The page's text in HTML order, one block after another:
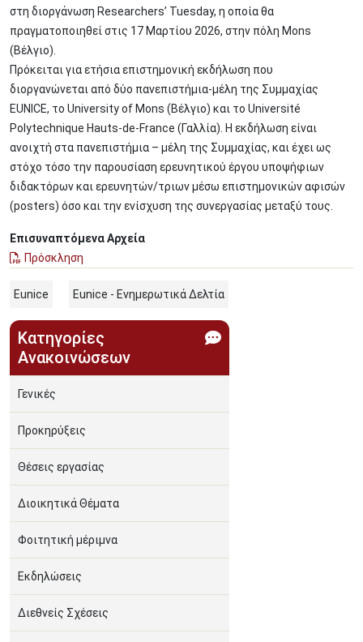
στη διοργάνωση Researchers’ Tuesday, η οποία θα
πραγματοποιηθεί στις 17 Μαρτίου 2026, στην πόλη Mons
(Βέλγιο).
Πρόκειται για ετήσια επιστημονική εκδήλωση που
διοργανώνεται από δύο πανεπιστήμια-μέλη της Συμμαχίας
EUNICE, το University of Mons (Βέλγιο) και το Université
Polytechnique Hauts-de-France (Γαλλία). Η εκδήλωση είναι
ανοιχτή στα πανεπιστήμια – μέλη της Συμμαχίας, και έχει ως
στόχο τόσο την παρουσίαση ερευνητικού έργου υποψήφιων
διδακτόρων και ερευνητών/τριων μέσω επιστημονικών αφισών
(posters) όσο και την ενίσχυση της συνεργασίας μεταξύ τους.
Επισυναπτόμενα Αρχεία
Πρόσκληση
Eunice Eunice - Ενημερωτικά Δελτία
Κατηγορίες
Ανακοινώσεων
Γενικές
Προκηρύξεις
Θέσεις εργασίας
Διοικητικά Θέματα
Φοιτητική μέριμνα
Εκδηλώσεις
Διεθνείς Σχέσεις